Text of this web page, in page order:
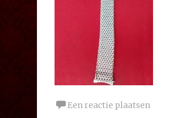
Een reactie plaatsen